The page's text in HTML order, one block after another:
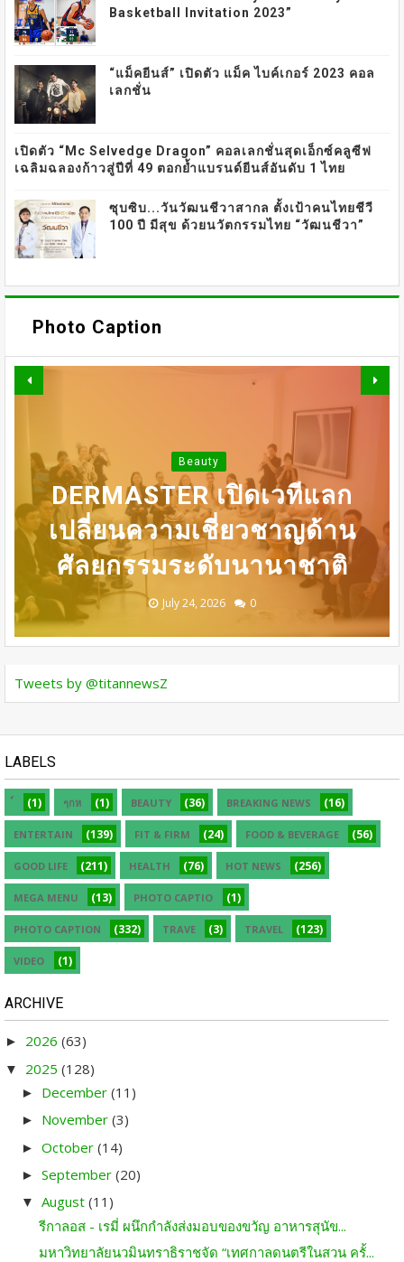
Basketball Invitation 2023”
“แม็คยีนส์” เปิดตัว แม็ค ไบค์เกอร์ 2023 คอล
เลกชั่น
เปิดตัว “Mc Selvedge Dragon” คอลเลกชั่นสุดเอ็กซ์คลูซีฟ
เฉลิมฉลองก้าวสู่ปีที่ 49 ตอกย้ำแบรนด์ยีนส์อันดับ 1 ไทย
ซุบซิบ...วันวัฒนชีวาสากล ตั้งเป้าคนไทยชีวี
100 ปี มีสุข ด้วยนวัตกรรมไทย “วัฒนชีวา”
Photo Caption
Entertain
BEDO เดินหน้าจัดกิจกรรม
เจรจาธุรกิจ “BIO TRADE
CONNECT 2026”
August 05, 2026
31 ก.ค เที่ยงตรง กดบัตรให้
ทันนะเพื่อน โปรฯเสือคำราม
990บาท ราคาเต็ม
1,800บาท
July 30, 2026 0
DERMASTER X MENTOR
เปิดเวที MASTERCLASS
นานาชาติ​ แลกเปลี่ยนองค์
ความรู้ด้านศัลยกรรมความ
งาม
July 24, 2026 0
OMAZZ ตอกย้ำเทรนด์
“LONGEVITY” จัดงาน
“BEAUTY BEGINS WITH
INNER PEACE” ชวน
SONYA SINGHA -​SAMMY
COWELL ถ่ายทอดแรง
บันดาลใจสู่การดูแลตัวเอง
จากภายใน
July 24, 2026 0
Beauty
DERMASTER เปิดเวทีแลก
เปลี่ยนความเชี่ยวชาญด้าน
ศัลยกรรมระดับนานาชาติ
July 24, 2026 0
Tweets by @titannewsZ
LABELS
(1) ๆกห (1) BEAUTY (36) BREAKING NEWS (16)
ENTERTAIN (139) FIT & FIRM (24) FOOD & BEVERAGE (56)
GOOD LIFE (211) HEALTH (76) HOT NEWS (256)
MEGA MENU (13) PHOTO CAPTIO (1)
PHOTO CAPTION (332) TRAVE (3) TRAVEL (123)
VIDEO (1)
ARCHIVE
► 2026 (63)
▼ 2025 (128)
► December (11)
► November (3)
► October (14)
► September (20)
▼ August (11)
รีกาลอส -​ เรมี่ ผนึกกำลังส่งมอบของขวัญ อาหารสุนัข...
มหาวิทยาลัยนวมินทราธิราชจัด “เทศกาลดนตรีในสวน ครั้...